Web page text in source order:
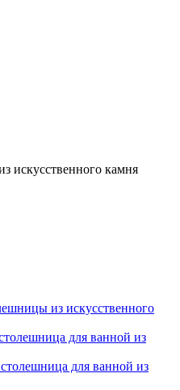
искусственного камня
из искусственного
для ванной из
для ванной из